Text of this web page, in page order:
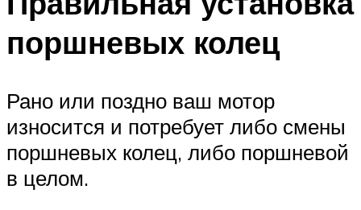
поршневых колец
Рано или поздно ваш мотор
износится и потребует либо смены
поршневых колец, либо поршневой
в целом.